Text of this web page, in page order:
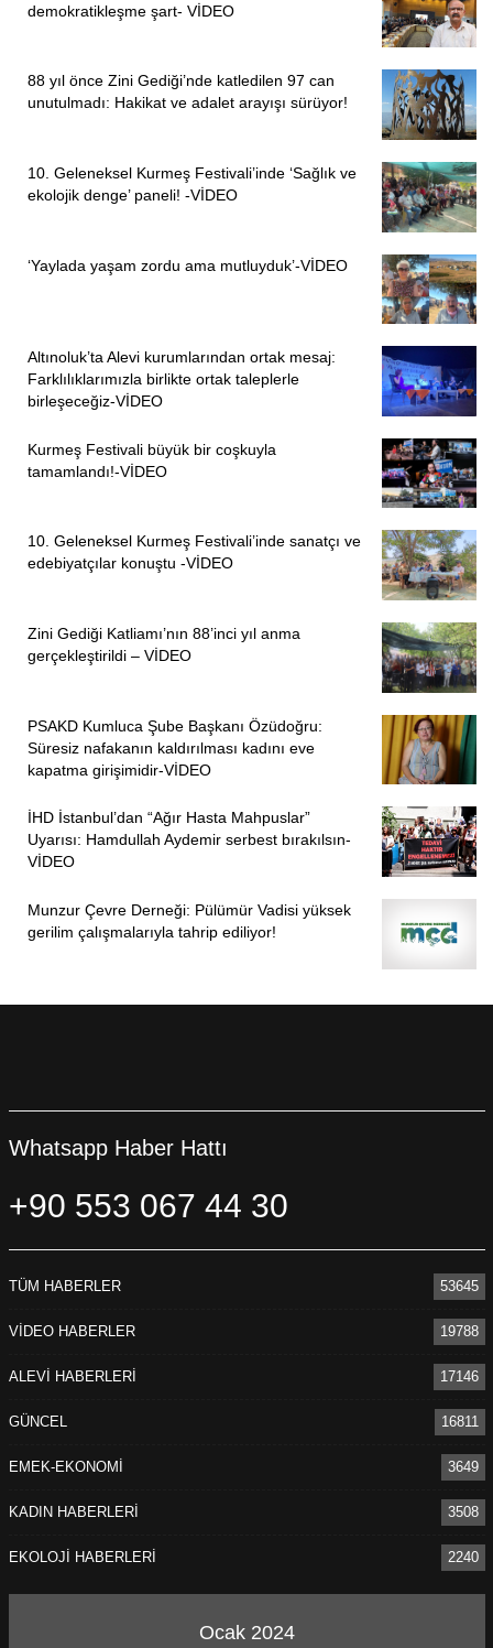
demokratikleşme şart- VİDEO
88 yıl önce Zini Gediği’nde katledilen 97 can
unutulmadı: Hakikat ve adalet arayışı sürüyor!
10. Geleneksel Kurmeş Festivali’inde ‘Sağlık ve
ekolojik denge’ paneli! -VİDEO
‘Yaylada yaşam zordu ama mutluyduk’-VİDEO
Altınoluk’ta Alevi kurumlarından ortak mesaj:
Farklılıklarımızla birlikte ortak taleplerle
birleşeceğiz-VİDEO
Kurmeş Festivali büyük bir coşkuyla
tamamlandı!-VİDEO
10. Geleneksel Kurmeş Festivali’inde sanatçı ve
edebiyatçılar konuştu -VİDEO
Zini Gediği Katliamı’nın 88’inci yıl anma
gerçekleştirildi – VİDEO
PSAKD Kumluca Şube Başkanı Özüdoğru:
Süresiz nafakanın kaldırılması kadını eve
kapatma girişimidir-VİDEO
İHD İstanbul’dan “Ağır Hasta Mahpuslar”
Uyarısı: Hamdullah Aydemir serbest bırakılsın-
VİDEO
Munzur Çevre Derneği: Pülümür Vadisi yüksek
gerilim çalışmalarıyla tahrip ediliyor!
Whatsapp Haber Hattı
+90 553 067 44 30
TÜM HABERLER 53645
VİDEO HABERLER 19788
ALEVİ HABERLERİ 17146
GÜNCEL 16811
EMEK-EKONOMİ 3649
KADIN HABERLERİ 3508
EKOLOJİ HABERLERİ 2240
Ocak 2024